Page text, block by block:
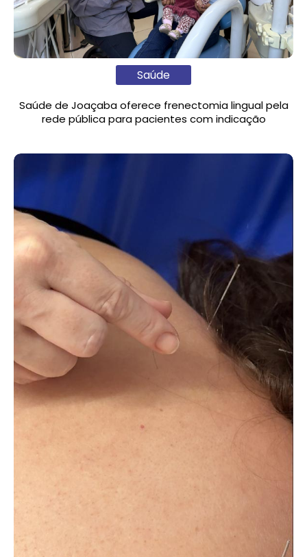
Saúde
Saúde de Joaçaba oferece frenectomia lingual pela
rede pública para pacientes com indicação